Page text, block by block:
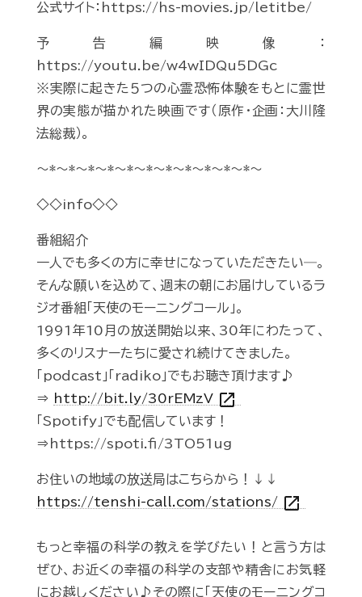
公式サイト：https://hs-movies.jp/letitbe/
予告編映像：
https://youtu.be/w4wIDQu5DGc
※実際に起きた５つの心霊恐怖体験をもとに霊世
界の実態が描かれた映画です（原作・企画：大川隆
法総裁）。
～*～*～*～*～*～*～*～*～*～*～*～
◇◇info◇◇
番組紹介
一人でも多くの方に幸せになっていただきたい―。
そんな願いを込めて、週末の朝にお届けしているラ
ジオ番組「天使のモーニングコール」。
1991年10月の放送開始以来、30年にわたって、
多くのリスナーたちに愛され続けてきました。
「podcast」「radiko」でもお聴き頂けます♪
⇒
http://bit.ly/30rEMzV open_in_new
「Spotify」でも配信しています！
⇒https://spoti.fi/3TO51ug
お住いの地域の放送局はこちらから！↓↓
https://tenshi-call.com/stations/ open_in_new
もっと幸福の科学の教えを学びたい！と言う方は
ぜひ、お近くの幸福の科学の支部や精舎にお気軽
にお越しください♪その際に「天使のモーニングコ